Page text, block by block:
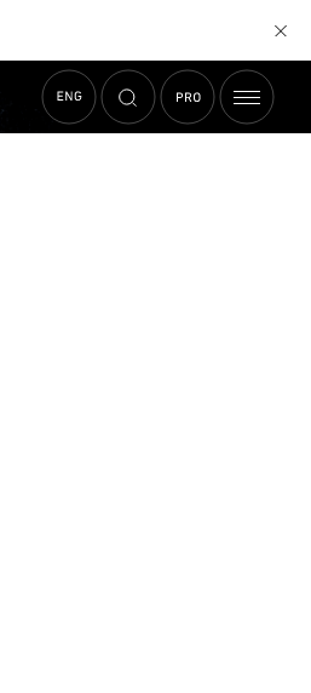
DE TRAVAIL ?
PLAN DE TRAVAIL ?
Reportagepar Margot LEPEU.
cette façade d’une maisonnette